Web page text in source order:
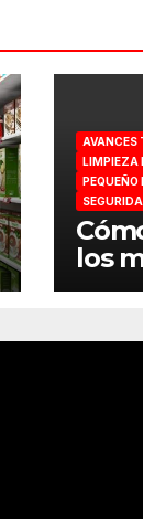
AVANCES
LIMPIEZA
los